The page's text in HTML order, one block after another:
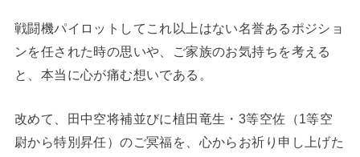
戦闘機パイロットしてこれ以上はない名誉あるポジショ
ンを任された時の思いや、ご家族のお気持ちを考える
と、本当に心が痛む想いである。
改めて、田中空将補並びに植田竜生・3等空佐（1等空
尉から特別昇任）のご冥福を、心からお祈り申し上げた